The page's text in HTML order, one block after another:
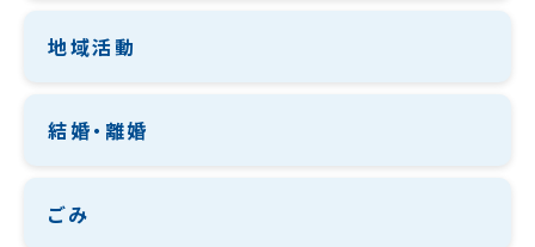
地域活動
結婚・離婚
ごみ